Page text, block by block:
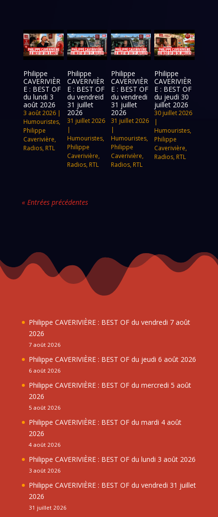
Philippe
CAVERIVIÈR
E : BEST OF
du lundi 3
août 2026
3 août 2026 |
Humouristes,
Philippe
Caverivière,
Radios, RTL
Philippe
CAVERIVIÈR
E : BEST OF
du vendreid
31 juillet
2026
31 juillet 2026
|
Humouristes,
Philippe
Caverivière,
Radios, RTL
Philippe
CAVERIVIÈR
E : BEST OF
du vendredi
31 juillet
2026
31 juillet 2026
|
Humouristes,
Philippe
Caverivière,
Radios, RTL
Philippe
CAVERIVIÈR
E : BEST OF
du jeudi 30
juillet 2026
30 juillet 2026
|
Humouristes,
Philippe
Caverivière,
Radios, RTL
« Entrées précédentes
Philippe CAVERIVIÈRE : BEST OF du vendredi 7 août
2026
7 août 2026
Philippe CAVERIVIÈRE : BEST OF du jeudi 6 août 2026
6 août 2026
Philippe CAVERIVIÈRE : BEST OF du mercredi 5 août
2026
5 août 2026
Philippe CAVERIVIÈRE : BEST OF du mardi 4 août
2026
4 août 2026
Philippe CAVERIVIÈRE : BEST OF du lundi 3 août 2026
3 août 2026
Philippe CAVERIVIÈRE : BEST OF du vendredi 31 juillet
2026
31 juillet 2026